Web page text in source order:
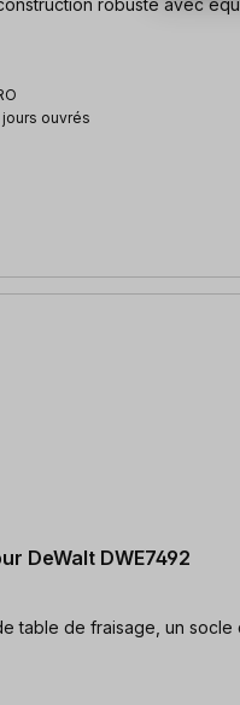
ouvrés
DeWalt DWE7492
table de fraisage, un